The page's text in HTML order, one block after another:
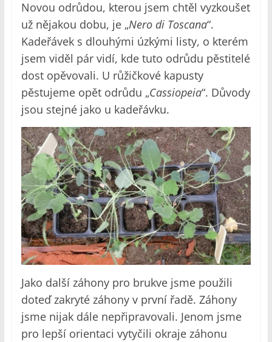
Novou odrůdou, kterou jsem chtěl vyzkoušet
už nějakou dobu, je „Nero di Toscana“.
Kadeřávek s dlouhými úzkými listy, o kterém
jsem viděl pár vidí, kde tuto odrůdu pěstitelé
dost opěvovali. U růžičkové kapusty
pěstujeme opět odrůdu „Cassiopeia“. Důvody
jsou stejné jako u kadeřávku.
Jako další záhony pro brukve jsme použili
doteď zakryté záhony v první řadě. Záhony
jsme nijak dále nepřipravovali. Jenom jsme
pro lepší orientaci vytyčili okraje záhonu